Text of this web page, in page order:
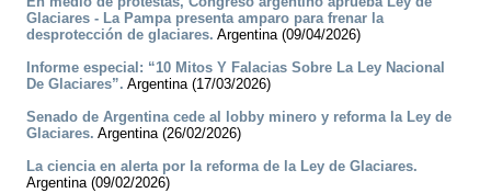
Glaciares - La Pampa presenta amparo para frenar la
desprotección de glaciares. Argentina (09/04/2026)
Informe especial: “10 Mitos Y Falacias Sobre La Ley Nacional
De Glaciares”. Argentina (17/03/2026)
Senado de Argentina cede al lobby minero y reforma la Ley de
Glaciares. Argentina (26/02/2026)
La ciencia en alerta por la reforma de la Ley de Glaciares.
Argentina (09/02/2026)